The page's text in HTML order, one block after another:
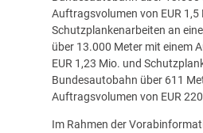
Auftragsvolumen von EUR 1,5
Schutzplankenarbeiten an
über 13.000 Meter mit einem
EUR 1,23 Mio. und
Bundesautobahn über 611
Auftragsvolumen von EUR
Im Rahmen der